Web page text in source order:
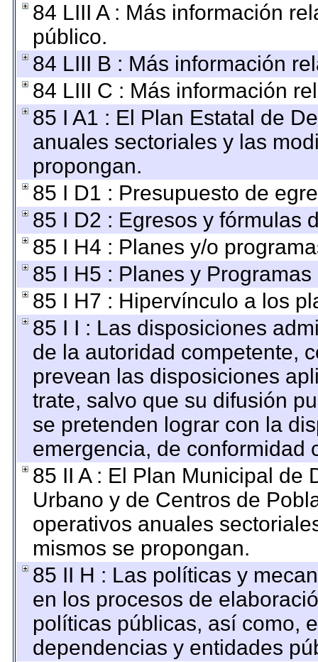
84 LIII A : Más información
público.
84 LIII B : Más información
84 LIII C : Más información
85 I A1 : El Plan Estatal de
anuales sectoriales y las
propongan.
85 I D1 : Presupuesto de
85 I D2 : Egresos y fórmulas
85 I H4 : Planes y/o
85 I H5 : Planes y
85 I H7 : Hipervínculo a los
85 I I : Las disposiciones
de la autoridad competente,
prevean las disposiciones
trate, salvo que su difusión
se pretenden lograr con la
emergencia, de conformidad
85 II A : El Plan Municipal de
Urbano y de Centros de
operativos anuales
mismos se propongan.
85 II H : Las políticas y
en los procesos de
políticas públicas, así como,
dependencias y entidades